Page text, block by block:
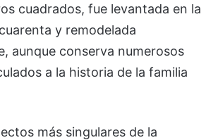
cuadrados, fue levantada en la
y remodelada
aunque conserva numerosos
a la historia de la familia
más singulares de la